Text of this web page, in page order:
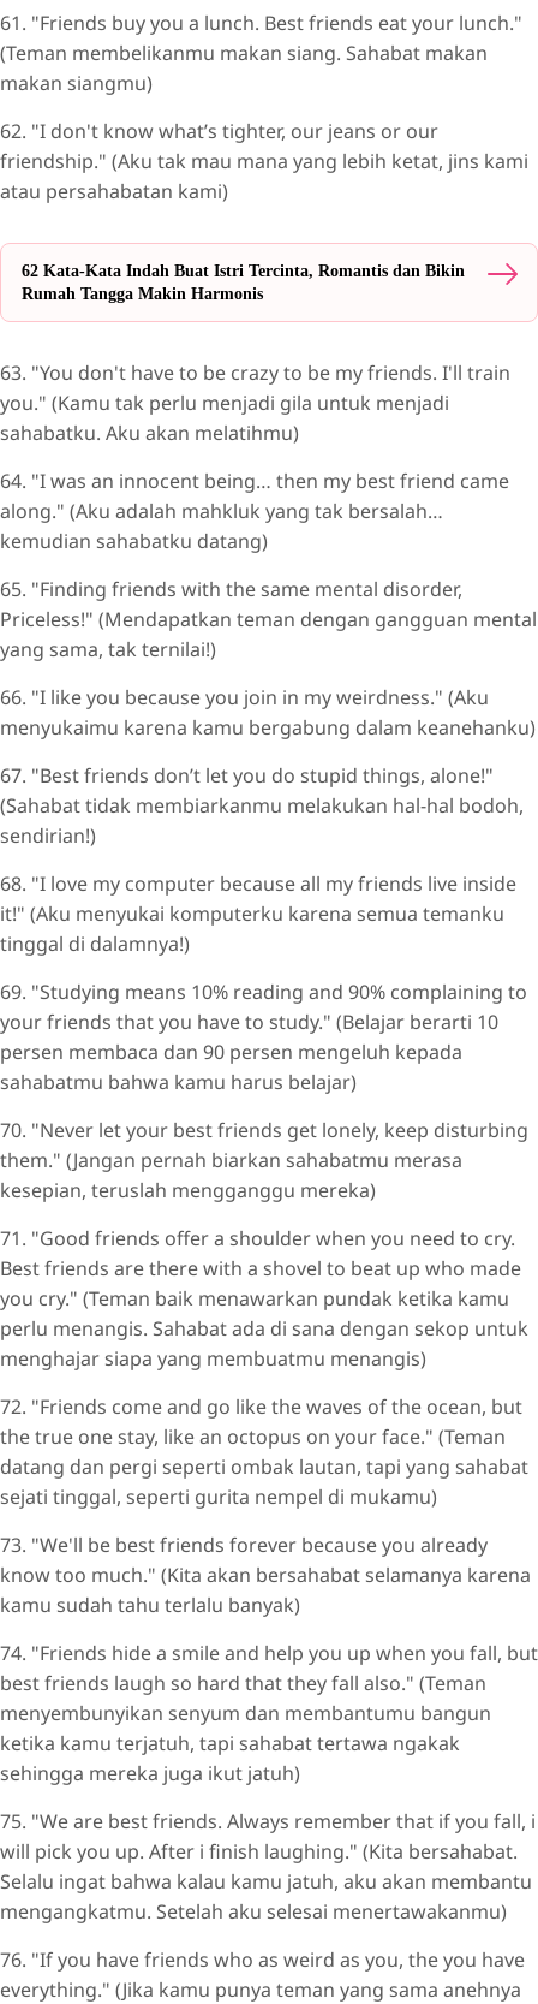
61. "Friends buy you a lunch. Best friends eat your lunch."
(Teman membelikanmu makan siang. Sahabat makan
makan siangmu)
62. "I don't know what’s tighter, our jeans or our
friendship." (Aku tak mau mana yang lebih ketat, jins kami
atau persahabatan kami)
62 Kata-Kata Indah Buat Istri Tercinta, Romantis dan Bikin
Rumah Tangga Makin Harmonis
63. "You don't have to be crazy to be my friends. I'll train
you." (Kamu tak perlu menjadi gila untuk menjadi
sahabatku. Aku akan melatihmu)
64. "I was an innocent being… then my best friend came
along." (Aku adalah mahkluk yang tak bersalah…
kemudian sahabatku datang)
65. "Finding friends with the same mental disorder,
Priceless!" (Mendapatkan teman dengan gangguan mental
yang sama, tak ternilai!)
66. "I like you because you join in my weirdness." (Aku
menyukaimu karena kamu bergabung dalam keanehanku)
67. "Best friends don’t let you do stupid things, alone!"
(Sahabat tidak membiarkanmu melakukan hal-hal bodoh,
sendirian!)
68. "I love my computer because all my friends live inside
it!" (Aku menyukai komputerku karena semua temanku
tinggal di dalamnya!)
69. "Studying means 10% reading and 90% complaining to
your friends that you have to study." (Belajar berarti 10
persen membaca dan 90 persen mengeluh kepada
sahabatmu bahwa kamu harus belajar)
70. "Never let your best friends get lonely, keep disturbing
them." (Jangan pernah biarkan sahabatmu merasa
kesepian, teruslah mengganggu mereka)
71. "Good friends offer a shoulder when you need to cry.
Best friends are there with a shovel to beat up who made
you cry." (Teman baik menawarkan pundak ketika kamu
perlu menangis. Sahabat ada di sana dengan sekop untuk
menghajar siapa yang membuatmu menangis)
72. "Friends come and go like the waves of the ocean, but
the true one stay, like an octopus on your face." (Teman
datang dan pergi seperti ombak lautan, tapi yang sahabat
sejati tinggal, seperti gurita nempel di mukamu)
73. "We'll be best friends forever because you already
know too much." (Kita akan bersahabat selamanya karena
kamu sudah tahu terlalu banyak)
74. "Friends hide a smile and help you up when you fall, but
best friends laugh so hard that they fall also." (Teman
menyembunyikan senyum dan membantumu bangun
ketika kamu terjatuh, tapi sahabat tertawa ngakak
sehingga mereka juga ikut jatuh)
75. "We are best friends. Always remember that if you fall, i
will pick you up. After i finish laughing." (Kita bersahabat.
Selalu ingat bahwa kalau kamu jatuh, aku akan membantu
mengangkatmu. Setelah aku selesai menertawakanmu)
76. "If you have friends who as weird as you, the you have
everything." (Jika kamu punya teman yang sama anehnya